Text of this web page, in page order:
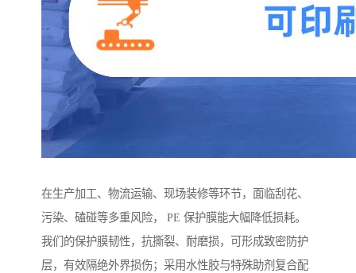
在生产加工、物流运输、现场装修等环节，面临刮花、
污染、磕碰等多重风险， PE 保护膜能大幅降低损耗。
我们的保护膜韧性，抗撕裂、耐磨损，可形成致密防护
层，有效隔绝外界损伤；采用水性胶与特殊助剂复合配